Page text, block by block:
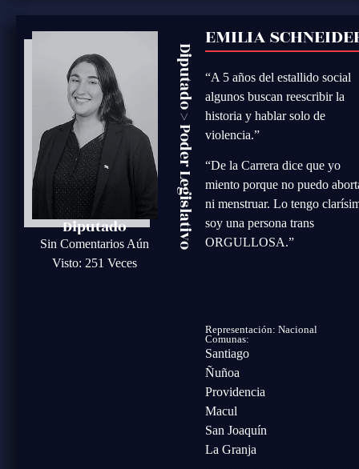
Diputado
Sin Comentarios Aún
Visto: 251 Veces
Diputado
>
Poder Legislativo
EMILIA
“A 5 años del estallido social
algunos buscan reescribir la
historia y hablar solo de
violencia.”
“De la Carrera dice que yo
miento porque no puedo
ni menstruar. Lo tengo
soy una persona trans
ORGULLOSA.”
Representación: Nacional
Comunas:
Santiago
Ñuñoa
Providencia
Macul
San Joaquín
La Granja